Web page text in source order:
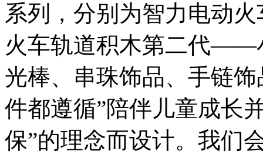
系列，分别为智力电动
火车轨道积木第二代——
光棒、串珠饰品、手链
件都遵循”陪伴儿童成长
保”的理念而设计。我们